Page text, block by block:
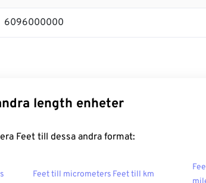
6096000000
length enheter
Feet till dessa andra format:
Feet till micrometers Feet till km